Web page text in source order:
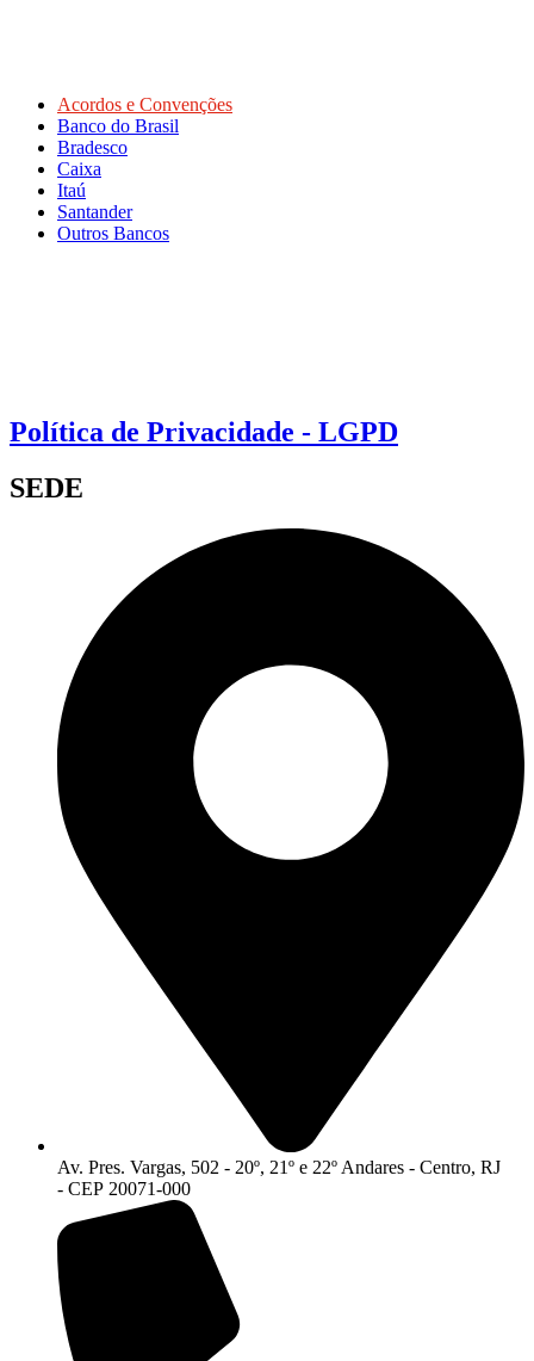
Acordos e Convenções
Banco do Brasil
Bradesco
Caixa
Itaú
Santander
Outros Bancos
Política de Privacidade - LGPD
SEDE
Av. Pres. Vargas, 502 - 20º, 21º e 22º Andares - Centro, RJ
- CEP 20071-000